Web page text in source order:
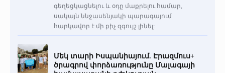
գեղեցկացնելու և օդը մաքրելու համար,
սակայն ննջասենյակի պարագայում
հարկավոր է մի քիչ զգույշ լինել:
Մեկ տարի Իսպանիայում. Էրազմուս+
ծրագրով փորձառությունը Մալագայի